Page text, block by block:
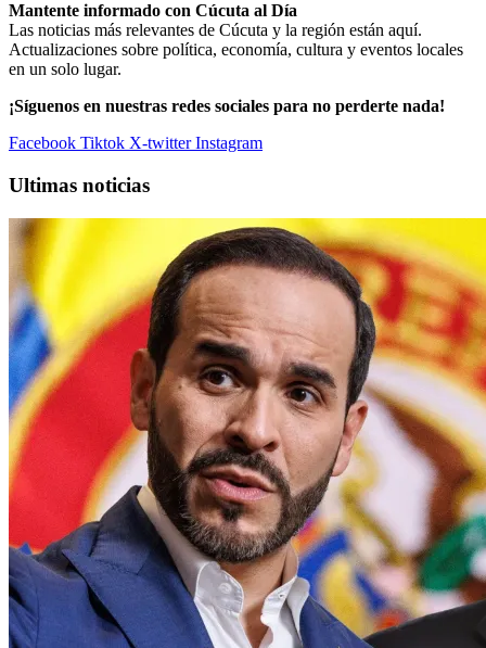
Mantente informado con Cúcuta al Día
Las noticias más relevantes de Cúcuta y la región están aquí.
Actualizaciones sobre política, economía, cultura y eventos locales
en un solo lugar.
¡Síguenos en nuestras redes sociales para no perderte nada!
Facebook Tiktok X-twitter Instagram
Ultimas noticias